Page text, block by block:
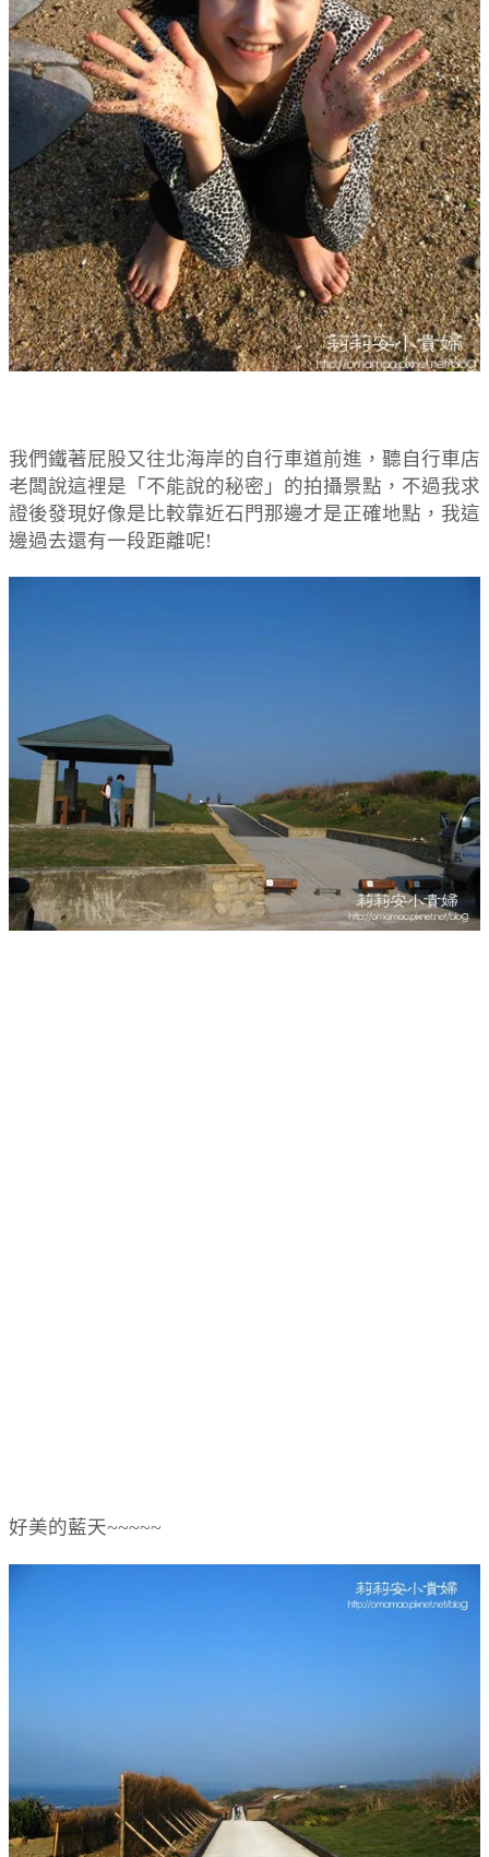
我們鐵著屁股又往北海岸的自行車道前進，聽自行車店
老闆說這裡是「不能說的秘密」的拍攝景點，不過我求
證後發現好像是比較靠近石門那邊才是正確地點，我這
邊過去還有一段距離呢!
好美的藍天~~~~~